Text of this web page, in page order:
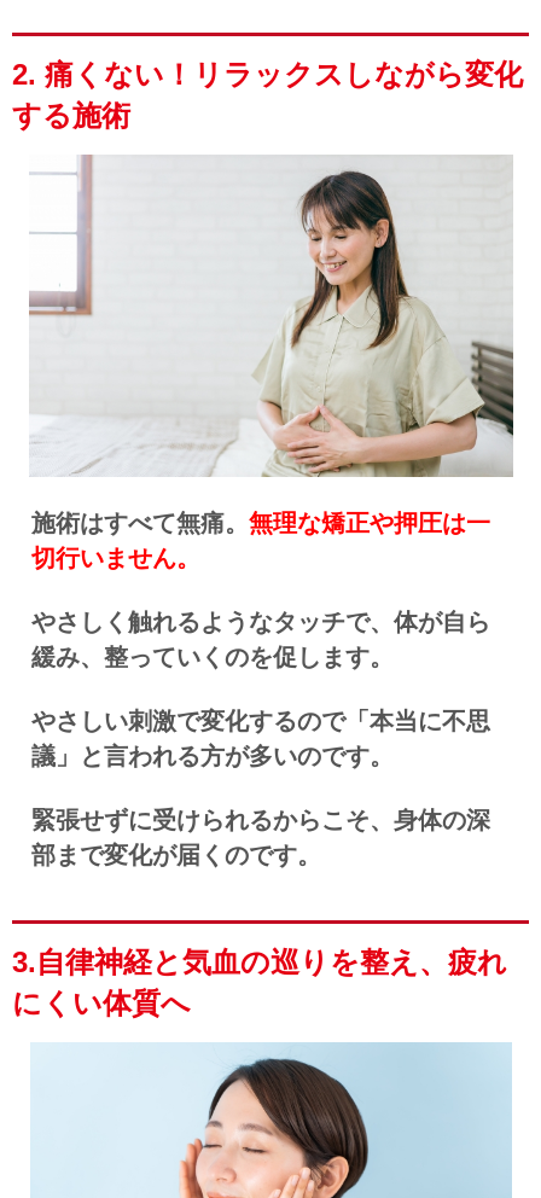
2. 痛くない！リラックスしながら変化
する施術
施術はすべて無痛。 無理な矯正や押圧は一
切行いません。
やさしく触れるようなタッチで、体が自ら
緩み、整っていくのを促します。
やさしい刺激で変化するので「本当に不思
議」と言われる方が多いのです。
緊張せずに受けられるからこそ、身体の深
部まで変化が届くのです。
3.自律神経と気血の巡りを整え、疲れ
にくい体質へ